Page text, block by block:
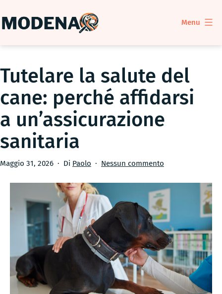
al
Menu
Tutelare la salute del
cane: perché affidarsi
a un’assicurazione
sanitaria
Pubblicato
Maggio 31, 2026 Di Paolo Nessun commento
la
salute
del
cane:
perché
affidarsi
a
un’assicurazione
sanitaria